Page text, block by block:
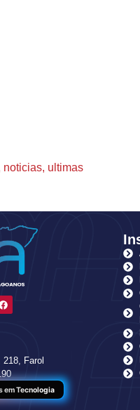
noticias, ultimas
Farol
em Tecnologia